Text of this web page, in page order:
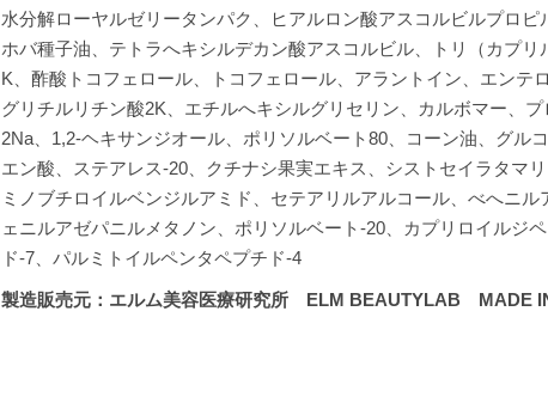
水分解ローヤルゼリータンパク、ヒアルロン酸アスコルビルプロ
ホバ種子油、テトラへキシルデカン酸アスコルビル、トリ（カプ
K、酢酸トコフェロール、トコフェロール、アラントイン、エンテ
グリチルリチン酸2K、エチルへキシルグリセリン、カルボマー、
2Na、1,2-ヘキサンジオール、ポリソルベート80、コーン油、グル
エン酸、ステアレス-20、クチナシ果実エキス、シストセイラタマ
ミノブチロイルベンジルアミド、セテアリルアルコール、べへニ
ェニルアゼパニルメタノン、ポリソルベート-20、カプリロイルジ
ド-7、パルミトイルペンタペプチド-4
製造販売元：エルム美容医療研究所 ELM BEAUTYLAB MADE